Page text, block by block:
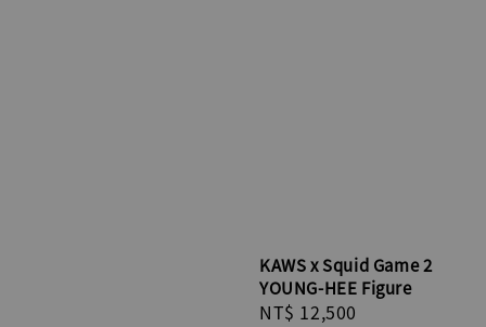
KAWS x Squid Game 2
YOUNG-HEE Figure
Regular
NT$ 12,500